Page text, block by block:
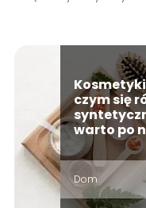
czym się
warto po
Dom